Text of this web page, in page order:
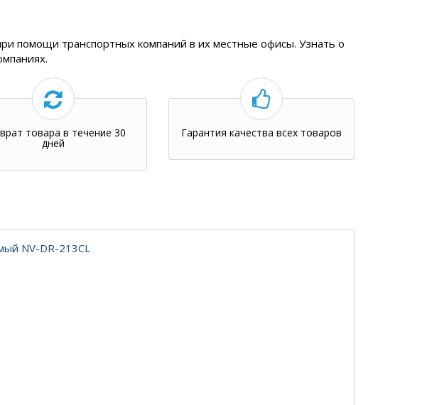
помощи транспортных компаний в их местные офисы. Узнать о
товара в течение 30
дней
Гарантия качества всех товаров